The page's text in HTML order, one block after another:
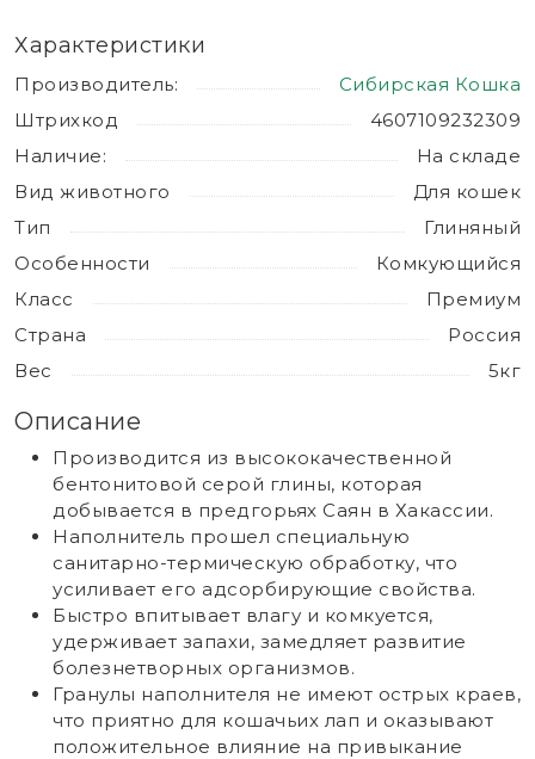
Характеристики
Производитель:
Сибирская Кошка
Штрихкод
4607109232309
Наличие:
На складе
Вид животного
Для кошек
Тип
Глиняный
Особенности
Комкующийся
Класс
Премиум
Страна
Россия
Вес
5кг
Описание
Производится из высококачественной
бентонитовой серой глины, которая
добывается в предгорьях Саян в Хакассии.
Наполнитель прошел специальную
санитарно-термическую обработку, что
усиливает его адсорбирующие свойства.
Быстро впитывает влагу и комкуется,
удерживает запахи, замедляет развитие
болезнетворных организмов.
Гранулы наполнителя не имеют острых краев,
что приятно для кошачьих лап и оказывают
положительное влияние на привыкание